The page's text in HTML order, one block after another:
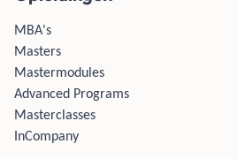
MBA's
Masters
Mastermodules
Advanced Programs
Masterclasses
InCompany